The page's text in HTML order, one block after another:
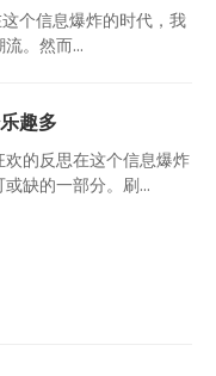
个信息爆炸的时代，我
。然而...
趣多
的反思在这个信息爆炸
缺的一部分。刷...